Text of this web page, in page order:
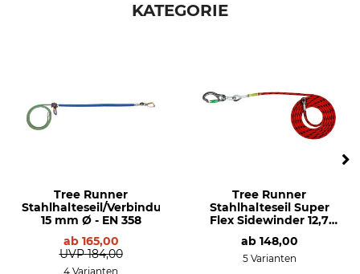
KATEGORIE
Tree Runner
Stahlhalteseil/Verbindungsmittel
15 mm Ø - EN 358
ab 165,00
UVP 184,00
4 Varianten
Tree Runner
Stahlhalteseil Super
Flex Sidewinder 12,7
ab 148,00
5 Varianten